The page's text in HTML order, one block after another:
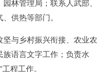
园林管理局；联系人武部
供热等部门。
坚与乡村振兴衔接 、农业农
族语言文字工作；负责水
工程工作。